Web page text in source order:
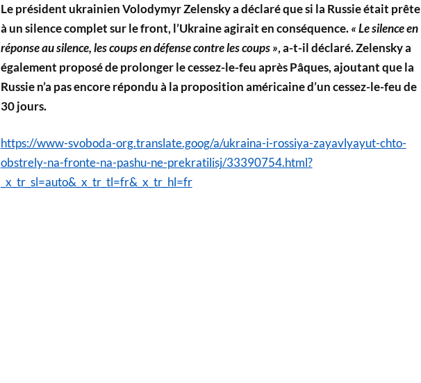
Le président ukrainien Volodymyr Zelensky a déclaré que si la Russie était prête
à un silence complet sur le front, l’Ukraine agirait en conséquence.« Le silence en
réponse au silence, les coups en défense contre les coups », a-t-il déclaré. Zelensky a
également proposé de prolonger le cessez-le-feu après Pâques, ajoutant que la
Russie n’a pas encore répondu à la proposition américaine d’un cessez-le-feu de
30 jours.
https://www-svoboda-org.translate.goog/a/ukraina-i-rossiya-zayavlyayut-chto-
obstrely-na-fronte-na-pashu-ne-prekratilisj/33390754.html?
_x_tr_sl=auto&_x_tr_tl=fr&_x_tr_hl=fr